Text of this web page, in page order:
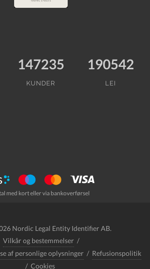
147235
KUNDER
190542
LEI
med kort eller via bankoverførsel
Nordic Legal Entity Identifier AB.
Vilkår og bestemmelser /
af personlige oplysninger / Refusionspolitik
/ Cookies